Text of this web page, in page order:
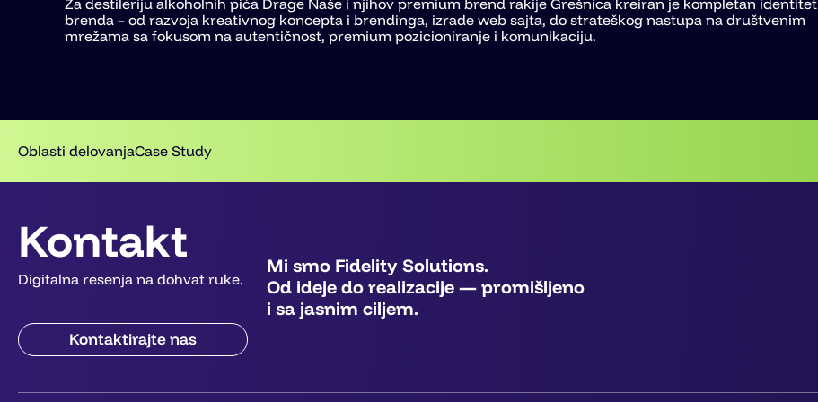
Za destileriju alkoholnih pića Drage Naše i njihov premium brend rakije Grešnica kreiran je kompletan identitet
brenda – od razvoja kreativnog koncepta i brendinga, izrade web sajta, do strateškog nastupa na društvenim
mrežama sa fokusom na autentičnost, premium pozicioniranje i komunikaciju.
Oblasti delovanjaCase Study
Kontakt
Digitalna resenja na dohvat ruke.
Kontaktirajte nas
Mi smo Fidelity Solutions.
Od ideje do realizacije — promišljeno
i sa jasnim ciljem.